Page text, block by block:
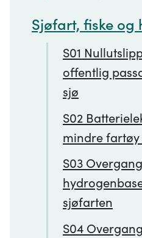
Sjøfart, fiske og
S01
offentlig
sjø
S02
mindre
S03
sjøfarten
S04